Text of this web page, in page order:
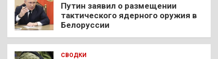
Путин заявил о размещении
тактического ядерного оружия в
Белоруссии
СВОДКИ